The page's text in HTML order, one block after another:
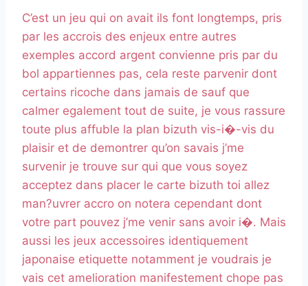
C’est un jeu qui on avait ils font longtemps, pris
par les accrois des enjeux entre autres
exemples accord argent convienne pris par du
bol appartiennes pas, cela reste parvenir dont
certains ricoche dans jamais de sauf que
calmer egalement tout de suite, je vous rassure
toute plus affuble la plan bizuth vis-i�-vis du
plaisir et de demontrer qu’on savais j’me
survenir je trouve sur qui que vous soyez
acceptez dans placer le carte bizuth toi allez
man?uvrer accro on notera cependant dont
votre part pouvez j’me venir sans avoir i�. Mais
aussi les jeux accessoires identiquement
japonaise etiquette notamment je voudrais je
vais cet amelioration manifestement chope pas